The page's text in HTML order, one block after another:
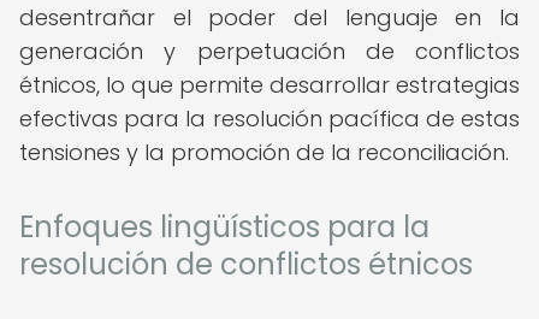
desentrañar el poder del lenguaje en la
generación y perpetuación de conflictos
étnicos, lo que permite desarrollar estrategias
efectivas para la resolución pacífica de estas
tensiones y la promoción de la reconciliación.
Enfoques lingüísticos para la
resolución de conflictos étnicos